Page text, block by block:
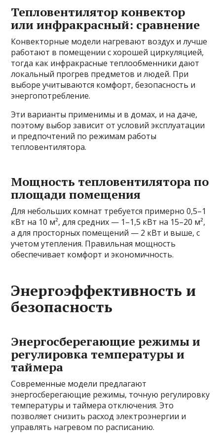
Тепловентилятор конвектор
или инфракрасный: сравнение
Конвекторные модели нагревают воздух и лучше
работают в помещении с хорошей циркуляцией,
тогда как инфракрасные теплообменники дают
локальный прогрев предметов и людей. При
выборе учитываются комфорт, безопасность и
энергопотребление.
Эти варианты применимы и в домах, и на даче,
поэтому выбор зависит от условий эксплуатации
и предпочтений по режимам работы
тепловентилятора.
Мощность тепловентилятора по
площади помещения
Для небольших комнат требуется примерно 0,5–1
кВт на 10 м², для средних — 1–1,5 кВт на 15–20 м²,
а для просторных помещений — 2 кВт и выше, с
учетом утепления. Правильная мощность
обеспечивает комфорт и экономичность.
Энергоэффективность и
безопасность
Энергосберегающие режимы и
регулировка температуры и
таймера
Современные модели предлагают
энергосберегающие режимы, точную регулировку
температуры и таймера отключения. Это
позволяет снизить расход электроэнергии и
управлять нагревом по расписанию.